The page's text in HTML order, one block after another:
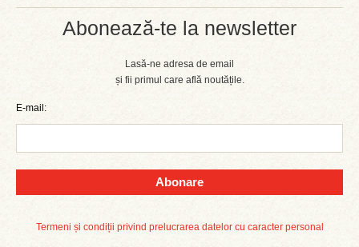
Abonează-te la newsletter
Lasă-ne adresa de email
și fii primul care află noutățile.
E-mail:
Abonare
Termeni și condiții privind prelucrarea datelor cu caracter personal